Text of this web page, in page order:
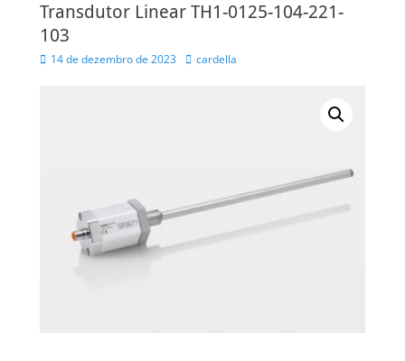
Transdutor Linear TH1-0125-104-221-
103
Posted
14 de dezembro de 2023 Autor
cardella